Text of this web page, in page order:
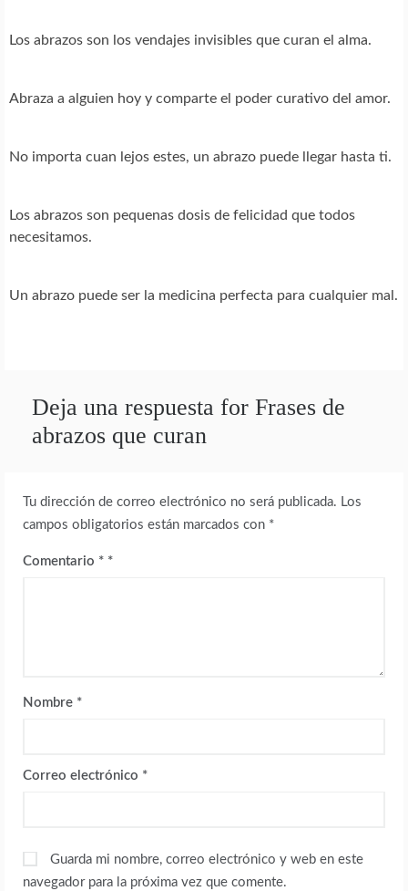
Los abrazos son los vendajes invisibles que curan el alma.
Abraza a alguien hoy y comparte el poder curativo del amor.
No importa cuan lejos estes, un abrazo puede llegar hasta ti.
Los abrazos son pequenas dosis de felicidad que todos
necesitamos.
Un abrazo puede ser la medicina perfecta para cualquier mal.
Deja una respuesta for Frases de
abrazos que curan
Tu dirección de correo electrónico no será publicada. Los
campos obligatorios están marcados con *
Comentario *
Nombre *
Correo electrónico *
Guarda mi nombre, correo electrónico y web en este
navegador para la próxima vez que comente.